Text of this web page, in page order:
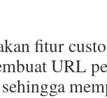
fitur
URL